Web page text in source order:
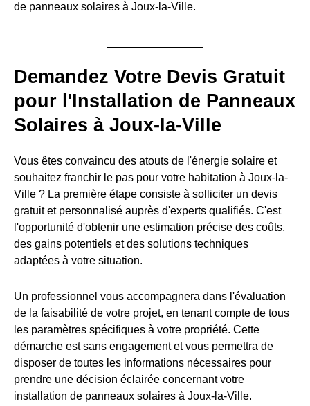
de panneaux solaires à Joux-la-Ville.
Demandez Votre Devis Gratuit
pour l'Installation de Panneaux
Solaires à Joux-la-Ville
Vous êtes convaincu des atouts de l'énergie solaire et
souhaitez franchir le pas pour votre habitation à Joux-la-
Ville ? La première étape consiste à solliciter un devis
gratuit et personnalisé auprès d'experts qualifiés. C'est
l'opportunité d'obtenir une estimation précise des coûts,
des gains potentiels et des solutions techniques
adaptées à votre situation.
Un professionnel vous accompagnera dans l'évaluation
de la faisabilité de votre projet, en tenant compte de tous
les paramètres spécifiques à votre propriété. Cette
démarche est sans engagement et vous permettra de
disposer de toutes les informations nécessaires pour
prendre une décision éclairée concernant votre
installation de panneaux solaires à Joux-la-Ville.